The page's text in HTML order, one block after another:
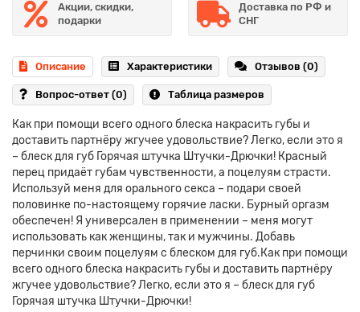
Акции, скидки,
подарки
Доставка по РФ и
СНГ
Описание Характеристики Отзывов (0)
Вопрос-ответ (0) Таблица размеров
Как при помощи всего одного блеска накрасить губы и
доставить партнёру жгучее удовольствие? Легко, если это я
– блеск для губ Горячая штучка Штучки-Дрючки! Красный
перец придаёт губам чувственности, а поцелуям страсти.
Используй меня для орального секса – подари своей
половинке по-настоящему горячие ласки. Бурный оргазм
обеспечен! Я универсален в применении – меня могут
использовать как женщины, так и мужчины. Добавь
перчинки своим поцелуям с блеском для губ.Как при помощи
всего одного блеска накрасить губы и доставить партнёру
жгучее удовольствие? Легко, если это я – блеск для губ
Горячая штучка Штучки-Дрючки!